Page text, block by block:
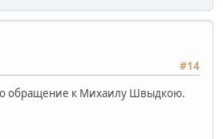
#14
обращение к Михаилу Швыдкою.